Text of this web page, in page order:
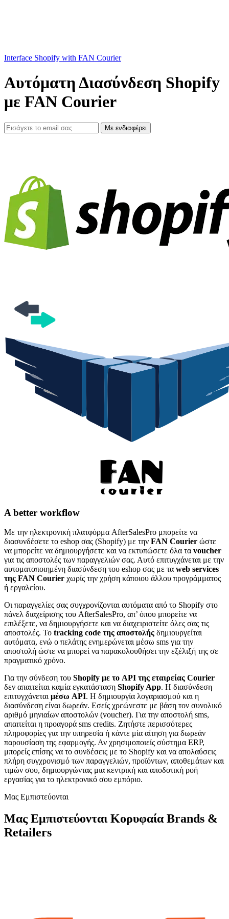
Interface Shopify with FAN Courier
Αυτόματη Διασύνδεση Shopify
με FAN Courier
Με ενδιαφέρει
A better workflow
Με την ηλεκτρονική πλατφόρμα AfterSalesPro μπορείτε να
διασυνδέσετε το eshop σας (Shopify) με την FAN Courier ώστε
να μπορείτε να δημιουργήσετε και να εκτυπώσετε όλα τα voucher
για τις αποστολές των παραγγελιών σας. Αυτό επιτυγχάνεται με την
αυτοματοποιημένη διασύνδεση του eshop σας με τα web services
της FAN Courier χωρίς την χρήση κάποιου άλλου προγράμματος
ή εργαλείου.
Οι παραγγελίες σας συγχρονίζονται αυτόματα από το Shopify στο
πάνελ διαχείρισης του AfterSalesPro, απ’ όπου μπορείτε να
επιλέξετε, να δημιουργήσετε και να διαχειριστείτε όλες σας τις
αποστολές. Το tracking code της αποστολής δημιουργείται
αυτόματα, ενώ ο πελάτης ενημερώνεται μέσω sms για την
αποστολή ώστε να μπορεί να παρακολουθήσει την εξέλιξή της σε
πραγματικό χρόνο.
Για την σύνδεση του Shopify με το API της εταιρείας Courier
δεν απαιτείται καμία εγκατάσταση Shopify App. H διασύνδεση
επιτυγχάνεται μέσω API. Η δημιουργία λογαριασμού και η
διασύνδεση είναι δωρεάν. Εσείς χρεώνεστε με βάση τον συνολικό
αριθμό μηνιαίων αποστολών (voucher). Για την αποστολή sms,
απαιτείται η προαγορά sms credits. Ζητήστε περισσότερες
πληροφορίες για την υπηρεσία ή κάντε μία αίτηση για δωρεάν
παρουσίαση της εφαρμογής. Αν χρησιμοποιείς σύστημα ERP,
μπορείς επίσης να το συνδέσεις με το Shopify και να απολαύσεις
πλήρη συγχρονισμό των παραγγελιών, προϊόντων, αποθεμάτων και
τιμών σου, δημιουργώντας μια κεντρική και αποδοτική ροή
εργασίας για το ηλεκτρονικό σου εμπόριο.
Μας Εμπιστεύονται
Μας Εμπιστεύονται Κορυφαία Brands &
Retailers